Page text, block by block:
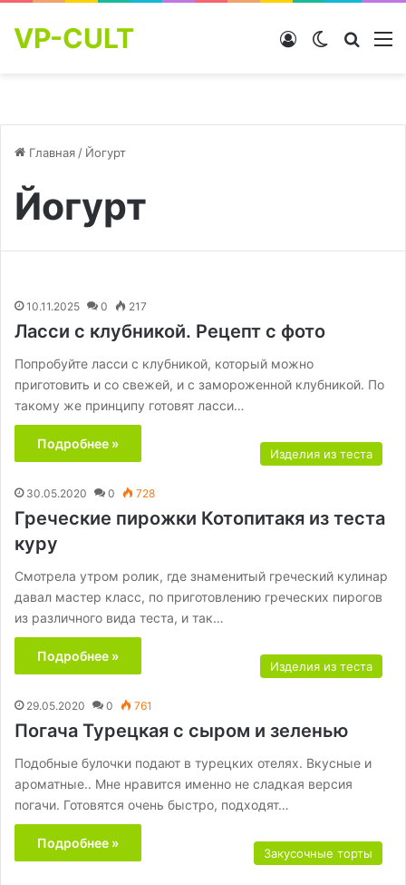
VP-CULT Switch skin
Войти
Главная / Йогурт
Йогурт
10.11.2025 0 217
Ласси с клубникой. Рецепт с фото
Попробуйте ласси с клубникой, который можно
приготовить и со свежей, и с замороженной клубникой. По
такому же принципу готовят ласси…
Подробнее »
Изделия из теста
30.05.2020 0 728
Греческие пирожки Котопитакя из теста
куру
Смотрела утром ролик, где знаменитый греческий кулинар
давал мастер класс, по приготовлению греческих пирогов
из различного вида теста, и так…
Подробнее »
Изделия из теста
29.05.2020 0 761
Погача Турецкая с сыром и зеленью
Подобные булочки подают в турецких отелях. Вкусные и
ароматные.. Мне нравится именно не сладкая версия
погачи. Готовятся очень быстро, подходят…
Подробнее »
Закусочные торты